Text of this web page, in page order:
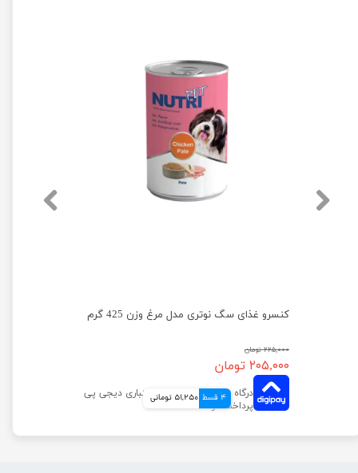
کنسرو غذای سگ نوتری مدل مرغ وزن 425 گرم
۲۲۵,۰۰۰ تومان
۲۰۵,۰۰۰ تومان
4 قسط 51,250 تومانی